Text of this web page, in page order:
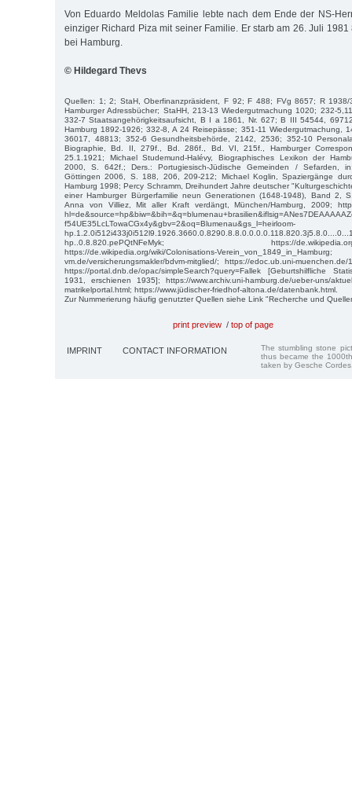
Von Eduardo Meldolas Familie lebte nach dem Ende der NS-
einziger Richard Piza mit seiner Familie. Er starb am 26. Juli
bei Hamburg.
© Hildegard Thevs
Quellen: 1; 2; StaH, Oberfinanzpräsident, F 92; F 488; FVg 8657; R
Hamburger Adressbücher; StaHH, 213-13 Wiedergutmachung 1020; 232-
332-7 Staatsangehörigkeitsaufsicht, B I a 1861, Nr. 627; B III 54544,
Hamburg 1892-1926; 332-8, A 24 Reisepässe; 351-11 Wiedergutmachung,
36017, 48813; 352-6 Gesundheitsbehörde, 2142, 2536; 352-10
Biographie, Bd. II, 279f., Bd. 286f., Bd. VI, 215f., Hamburger
25.1.1921; Michael Studemund-Halévy, Biographisches Lexikon der
2000, S. 642f.; Ders.: Portugiesisch-Jüdische Gemeinden / Sefarden,
Göttingen 2006, S. 188, 206, 209-212; Michael Koglin, Spaziergänge
Hamburg 1998; Percy Schramm, Dreihundert Jahre deutscher
einer Hamburger Bürgerfamilie neun Generationen (1648-1948), Band 2,
Anna von Villiez, Mit aller Kraft verdängt, München/Hamburg, 2009;
f54UE35LcLTowaCGx4y&gbv=2&oq=Blumenau&gs_l=heirloom-
hp..0.8.820.pePQtNFeMyk; https://de.wikipedia.org/wiki/
https://de.wikipedia.org/wiki/Colonisations-
vm.de/versicherungsmakler/bdvm-mitglied/; https://edoc.ub.uni-
https://portal.dnb.de/opac/simpleSearch?query=Fallek [Geburtshilfliche
1931, erschienen 1935]; https://www.archiv.uni-hamburg.de/ueber-uns/
matrikelportal.html; https://www.jüdischer-friedhof-altona.de/datenbank.html.
Zur Nummerierung häufig genutzter Quellen siehe Link "Recherche und
print preview / top of page
IMPRINT CONTACT INFORMATION
The stumbling stone
thus became the
taken by Gesche